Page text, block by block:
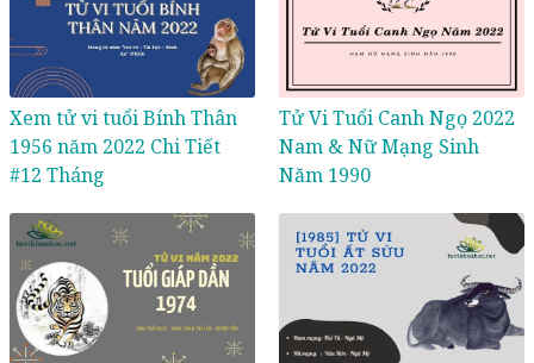
Xem tử vi tuổi Bính Thân
1956 năm 2022 Chi Tiết
#12 Tháng
Tử Vi Tuổi Canh Ngọ 2022
Nam & Nữ Mạng Sinh
Năm 1990